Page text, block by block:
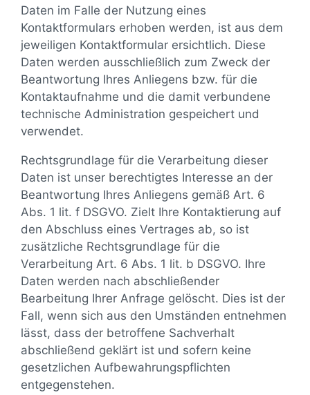
Daten im Falle der Nutzung eines
Kontaktformulars erhoben werden, ist aus dem
jeweiligen Kontaktformular ersichtlich. Diese
Daten werden ausschließlich zum Zweck der
Beantwortung Ihres Anliegens bzw. für die
Kontaktaufnahme und die damit verbundene
technische Administration gespeichert und
verwendet.
Rechtsgrundlage für die Verarbeitung dieser
Daten ist unser berechtigtes Interesse an der
Beantwortung Ihres Anliegens gemäß Art. 6
Abs. 1 lit. f DSGVO. Zielt Ihre Kontaktierung auf
den Abschluss eines Vertrages ab, so ist
zusätzliche Rechtsgrundlage für die
Verarbeitung Art. 6 Abs. 1 lit. b DSGVO. Ihre
Daten werden nach abschließender
Bearbeitung Ihrer Anfrage gelöscht. Dies ist der
Fall, wenn sich aus den Umständen entnehmen
lässt, dass der betroffene Sachverhalt
abschließend geklärt ist und sofern keine
gesetzlichen Aufbewahrungspflichten
entgegenstehen.